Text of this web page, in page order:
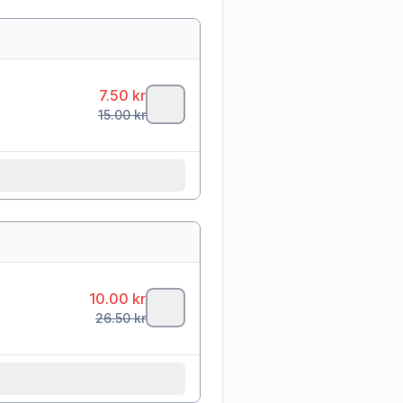
7.50 kr
15.00kr
10.00 kr
26.50kr